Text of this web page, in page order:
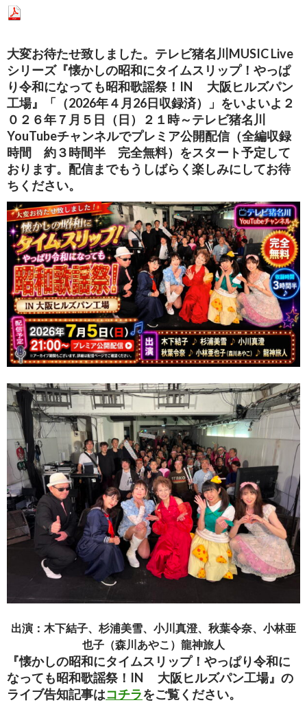
大変お待たせ致しました。 テレビ猪名川MUSIC Live
シリーズ『懐かしの昭和にタイムスリップ！やっぱ
り令和になっても昭和歌謡祭！IN 大阪ヒルズパン
工場』
「（2026年４月26日収録済）」をいよいよ ２
０２６年７月５日（日）２１時～テレビ猪名川
YouTubeチャンネルでプレミア公開配信（全編収録
時間 約３時間半 完全無料）をスタート予定して
おります。配信までもうしばらく楽しみにしてお待
ちください。
出演：木下結子、杉浦美雪、小川真澄、秋葉令奈、小林亜
也子（森川あやこ）龍神旅人
『懐かしの昭和にタイムスリップ！やっぱり令和に
なっても昭和歌謡祭！IN 大阪ヒルズパン工場』の
ライブ告知記事はコチラをご覧ください。